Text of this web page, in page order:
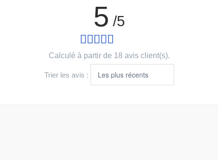
5 /5
Calculé à partir de 18 avis client(s).
Trier les avis :